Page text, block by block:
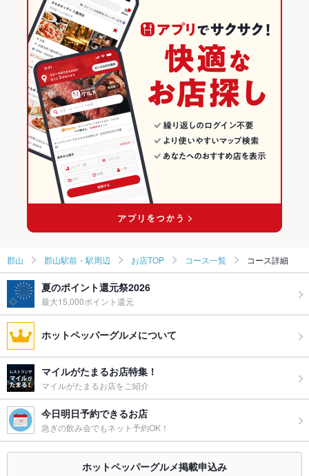
郡山駅 × 和風
和食全般
郡山 × 和食
郡山 × 和食全般
郡山駅 × 和食
郡山駅 × 和食全般
郡山駅前・駅周辺 × 和食全般
福島 × 居酒屋
福島 × 和風
福島 × 和食
福島 × 和食全般
アスパラの天ぷら
福島の居酒屋ランキング
郡山のグルメランキング
郡山の居酒屋ランキング
郡山駅前・駅周辺のグルメランキング
郡山駅前・駅周辺の居酒屋ランキング
郡山 郡山駅前・駅周辺 お店TOP コース一覧 コース詳細
夏のポイント還元祭2026
最大15,000ポイント還元
ホットペッパーグルメについて
マイルがたまるお店特集！
マイルがたまるお店をご紹介
今日明日予約できるお店
急ぎの飲み会でもネット予約OK！
ホットペッパーグルメ掲載申込み